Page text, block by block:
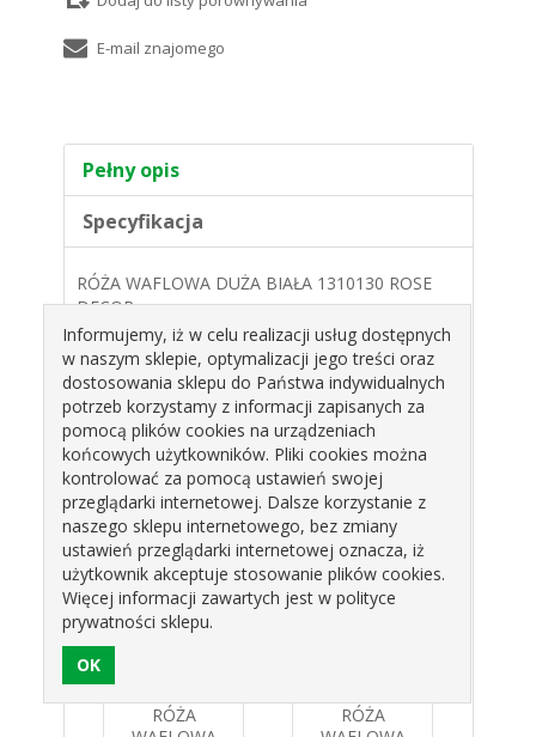
Pełny opis
Specyfikacja
RÓŻA WAFLOWA DUŻA BIAŁA 1310130 ROSE
DECOR
KOLOR: BIAŁY
TYP: WAFLOWE
OPAKOWANIE: 40SZT
5CM
Produkty pokrewne
RÓŻA
RÓŻA
Informujemy, iż w celu realizacji usług dostępnych
w naszym sklepie, optymalizacji jego treści oraz
dostosowania sklepu do Państwa indywidualnych
potrzeb korzystamy z informacji zapisanych za
pomocą plików cookies na urządzeniach
końcowych użytkowników. Pliki cookies można
kontrolować za pomocą ustawień swojej
przeglądarki internetowej. Dalsze korzystanie z
naszego sklepu internetowego, bez zmiany
ustawień przeglądarki internetowej oznacza, iż
użytkownik akceptuje stosowanie plików cookies.
Więcej informacji zawartych jest w polityce
prywatności sklepu.